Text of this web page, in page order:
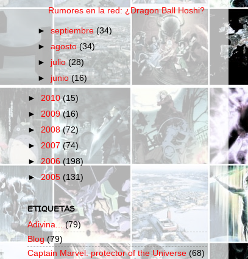
Rumores en la red: ¿Dragon Ball Hoshi?
►septiembre(34)
►agosto(34)
► julio(28)
► junio(16)
► 2010(15)
► 2009(16)
► 2008(72)
► 2007 (74)
►2006(198)
►2005 (131)
ETIQUETAS
Adivina... (79)
Blog (79)
Captain Marvel: protector of the Universe (68)